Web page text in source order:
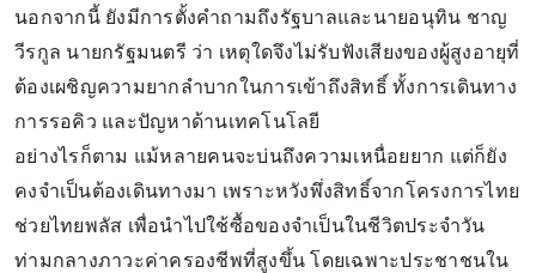
นอกจากนี้ ยังมีการตั้งคำถามถึงรัฐบาลและนายอนุทิน ชาญ
วีรกูล นายกรัฐมนตรี ว่า เหตุใดจึงไม่รับฟังเสียงของผู้สูงอายุที่
ต้องเผชิญความยากลำบากในการเข้าถึงสิทธิ์ ทั้งการเดินทาง
การรอคิว และปัญหาด้านเทคโนโลยี
อย่างไรก็ตาม แม้หลายคนจะบ่นถึงความเหนื่อยยาก แต่ก็ยัง
คงจำเป็นต้องเดินทางมา เพราะหวังพึ่งสิทธิ์จากโครงการไทย
ช่วยไทยพลัส เพื่อนำไปใช้ซื้อของจำเป็นในชีวิตประจำวัน
ท่ามกลางภาวะค่าครองชีพที่สูงขึ้น โดยเฉพาะประชาชนใน